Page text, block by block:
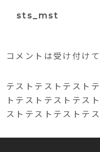
sts_mst
コメントは受け付け
テストテストテスト
トテストテストテス
ストテストテストテ